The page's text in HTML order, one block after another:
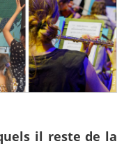
il reste de la